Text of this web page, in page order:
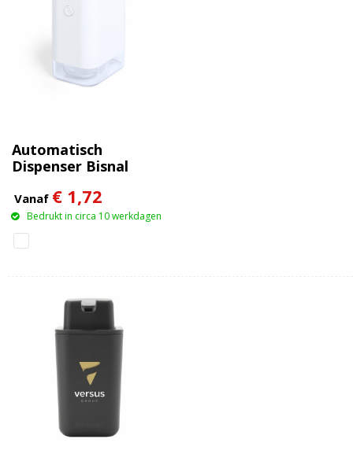
Automatisch
Dispenser Bisnal
Vanaf € 1,72
Bedrukt in circa 10 werkdagen